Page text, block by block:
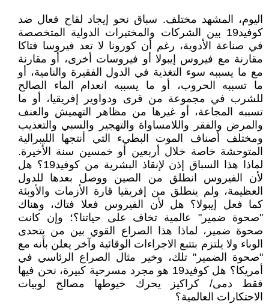
اليوم، المشهد مختلف. سباق نحو إيجاد لقاح فعال ضد
كوفيد19 بين الشركات والمختبرات الدولية المتخصصة
في صناعة الأدوية، رغم أن كورونا لا تعد فيروسا فتاكا
مقارنة مع فيروس إيبولا أو فيروسات أخرى، أو مقارنة
مع ما يسببه سوء التغذية في الدول الفقيرة والنامية، أو
ما تسببه الحروب، أو ما يسببه انعدام الماء الصالح
للشرب في مجموعة من قرى ودواوير إفريقيا، أو ما
تسببه المجاعة، أو غيرها من مظاهر التهميش والعنف
والمرض والفقر واللامساواة والتهجير والسبي والتعذيب
ومختلف أصناف الموت البطيء التي أنتجها الليبرالية
المتوحشة خاصة خلال أربعين أو خمسين سنة الأخيرة.
لماذا هذا السباق إذن لإنقاذ البشرية من كوفيد19؟ هل
لأن الفيروس انطلق من الصين ووصل بعدها للدول
العظيمة، ولم ينطلق من إفريقيا قارة الأزمات والأوبئة
كما فعل إيبولا؟ هل لأن الفيروس فعلا فتاك، وهناك
"صحوة ضمير" عالمية تخاف على حياتنا؟؛ وإن كانت
صحوة ضمير، لماذا هذا الصراع القوي بين من يتحدى
الوباء ولا يلتزم بتتبع الاجراءات الوقائية وآخر يعلن بأنه مع
"صحوة الضمير" تلك، وخير مثال الصراع الرئاسي في
أمريكا؟ هل كوفيد19 هو مجرد مسرحية كبيرة، نحن فيها
فقط دمى/ كراكيز يحرك خيوطها مصالح لوبيات
الاحتكارات العالمية؟